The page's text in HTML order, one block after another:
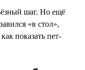
шаг. Но ещё
«в стол»,
показать пет-